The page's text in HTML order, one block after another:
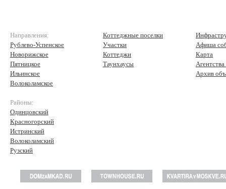
Направления:
Рублево-Успенское
Новорижское
Пятницкое
Ильинское
Волоколамское
Районы:
Одинцовский
Красногорский
Истринский
Волоколамский
Рузский
Коттеджные поселки
Участки
Коттеджи
Таунхаусы
Афиша
Карта
Архив